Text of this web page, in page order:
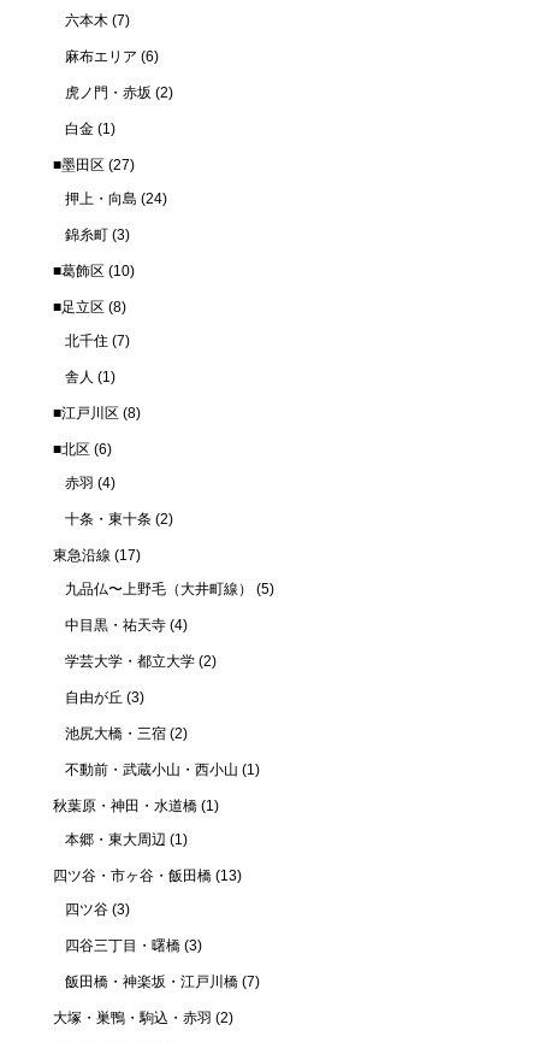
六本木 (7)
麻布エリア (6)
虎ノ門・赤坂 (2)
白金 (1)
■墨田区 (27)
押上・向島 (24)
錦糸町 (3)
■葛飾区 (10)
■足立区 (8)
北千住 (7)
舎人 (1)
■江戸川区 (8)
■北区 (6)
赤羽 (4)
十条・東十条 (2)
東急沿線 (17)
九品仏〜上野毛（大井町線）
(5)
中目黒・祐天寺 (4)
学芸大学・都立大学 (2)
自由が丘 (3)
池尻大橋・三宿 (2)
不動前・武蔵小山・西小山 (1)
秋葉原・神田・水道橋 (1)
本郷・東大周辺 (1)
四ツ谷・市ヶ谷・飯田橋 (13)
四ツ谷 (3)
四谷三丁目・曙橋 (3)
飯田橋・神楽坂・江戸川橋 (7)
大塚・巣鴨・駒込・赤羽 (2)